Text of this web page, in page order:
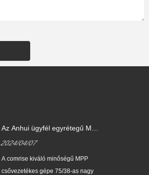
Az Anhui ügyfél egyrétegű MPP
rendelt 2024. április 1-jén,
csőátmérő 75-250 mm.
2024/04/07
A comrise kiváló minőségű MPP
csővezetékes gépe 75/38-as nagy